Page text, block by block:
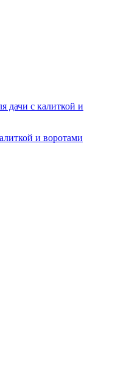
и воротами